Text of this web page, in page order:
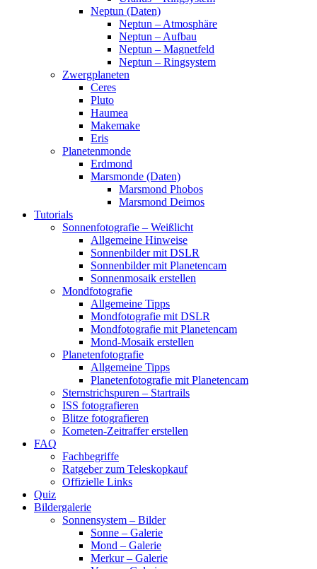
Neptun (Daten)
Neptun – Atmosphäre
Neptun – Aufbau
Neptun – Magnetfeld
Neptun – Ringsystem
Zwergplaneten
Ceres
Pluto
Haumea
Makemake
Eris
Planetenmonde
Erdmond
Marsmonde (Daten)
Marsmond Phobos
Marsmond Deimos
Tutorials
Sonnenfotografie – Weißlicht
Allgemeine Hinweise
Sonnenbilder mit DSLR
Sonnenbilder mit Planetencam
Sonnenmosaik erstellen
Mondfotografie
Allgemeine Tipps
Mondfotografie mit DSLR
Mondfotografie mit Planetencam
Mond-Mosaik erstellen
Planetenfotografie
Allgemeine Tipps
Planetenfotografie mit Planetencam
Sternstrichspuren – Startrails
ISS fotografieren
Blitze fotografieren
Kometen-Zeitraffer erstellen
FAQ
Fachbegriffe
Ratgeber zum Teleskopkauf
Offizielle Links
Quiz
Bildergalerie
Sonnensystem – Bilder
Sonne – Galerie
Mond – Galerie
Merkur – Galerie